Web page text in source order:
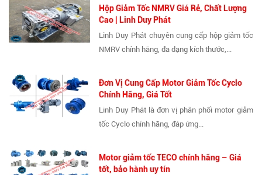
Hộp Giảm Tốc NMRV Giá Rẻ, Chất Lượng
Cao | Linh Duy Phát
Linh Duy Phát chuyên cung cấp hộp giảm tốc
NMRV chính hãng, đa dạng kích thước,...
Đơn Vị Cung Cấp Motor Giảm Tốc Cyclo
Chính Hãng, Giá Tốt
Linh Duy Phát là đơn vị phân phối motor giảm
tốc Cyclo chính hãng, đáp ứng...
Motor giảm tốc TECO chính hãng – Giá
tốt, bảo hành uy tín